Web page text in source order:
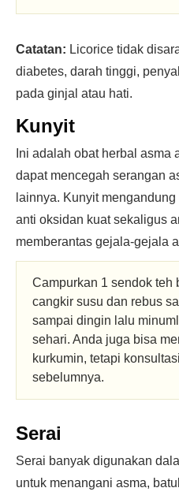
Catatan: Licorice tidak
diabetes, darah tinggi,
pada ginjal atau hati.
Kunyit
Ini adalah obat herbal asma
dapat mencegah serangan
lainnya. Kunyit
anti oksidan kuat sekaligus
memberantas gejala-gejala
Campurkan 1 sendok teh
cangkir susu dan rebus
sampai dingin lalu
sehari. Anda juga bisa
kurkumin, tetapi
sebelumnya.
Serai
Serai banyak digunakan
untuk menangani asma,